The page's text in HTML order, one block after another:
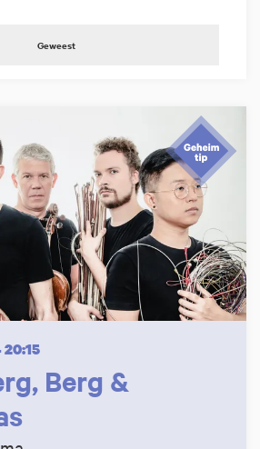
Geweest
Berg &
20:15